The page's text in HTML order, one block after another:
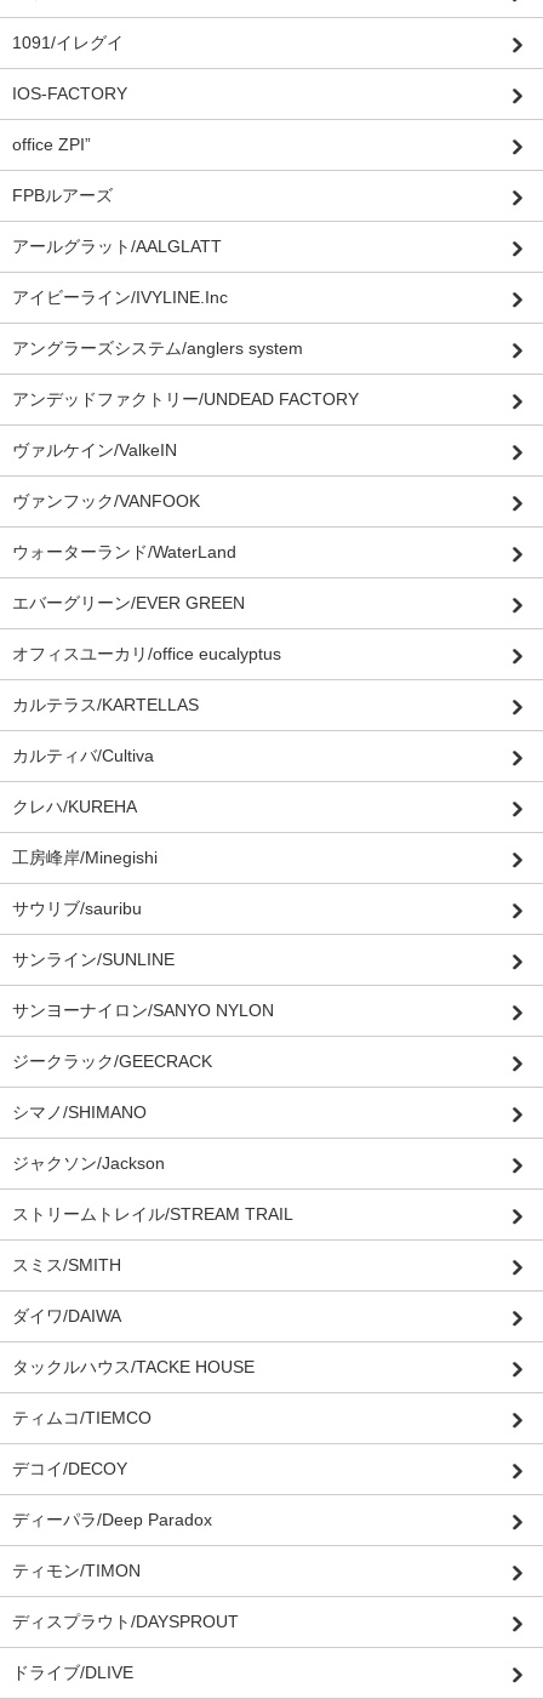
1091/イレグイ
IOS-FACTORY
office ZPI”
FPBルアーズ
アールグラット/AALGLATT
アイビーライン/IVYLINE.Inc
アングラーズシステム/anglers system
アンデッドファクトリー/UNDEAD FACTORY
ヴァルケイン/ValkeIN
ヴァンフック/VANFOOK
ウォーターランド/WaterLand
エバーグリーン/EVER GREEN
オフィスユーカリ/office eucalyptus
カルテラス/KARTELLAS
カルティバ/Cultiva
クレハ/KUREHA
工房峰岸/Minegishi
サウリブ/sauribu
サンライン/SUNLINE
サンヨーナイロン/SANYO NYLON
ジークラック/GEECRACK
シマノ/SHIMANO
ジャクソン/Jackson
ストリームトレイル/STREAM TRAIL
スミス/SMITH
ダイワ/DAIWA
タックルハウス/TACKE HOUSE
ティムコ/TIEMCO
デコイ/DECOY
ディーパラ/Deep Paradox
ティモン/TIMON
ディスプラウト/DAYSPROUT
ドライブ/DLIVE